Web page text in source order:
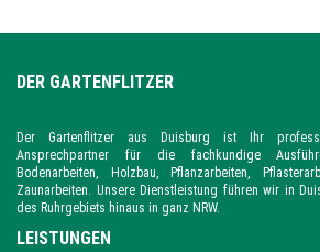
DER GARTENFLITZER
Der Gartenflitzer aus Duisburg ist Ihr
Ansprechpartner für die fachkundige
Bodenarbeiten, Holzbau, Pflanzarbeiten,
Zaunarbeiten. Unsere Dienstleistung führen wir in
des Ruhrgebiets hinaus in ganz NRW.
LEISTUNGEN